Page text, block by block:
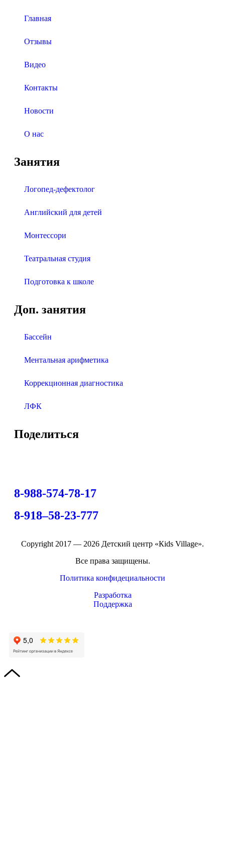
Главная
Отзывы
Видео
Контакты
Новости
О нас
Занятия
Логопед-дефектолог
Английский для детей
Монтессори
Театральная студия
Подготовка к школе
Доп. занятия
Бассейн
Ментальная арифметика
Коррекционная диагностика
ЛФК
Поделиться
8-988-574-78-17
8-918–58-23-777
Copyright 2017 — 2026 Детский центр «Кids Village».
Все права защищены.
Политика конфидециальности
Разработка
Поддержка